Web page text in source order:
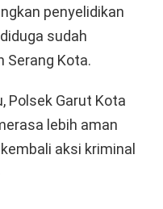
penyelidikan
sudah
Serang Kota.
Polsek Garut Kota
lebih aman
aksi kriminal